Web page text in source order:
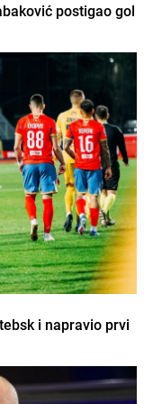
postigao gol
i napravio prvi